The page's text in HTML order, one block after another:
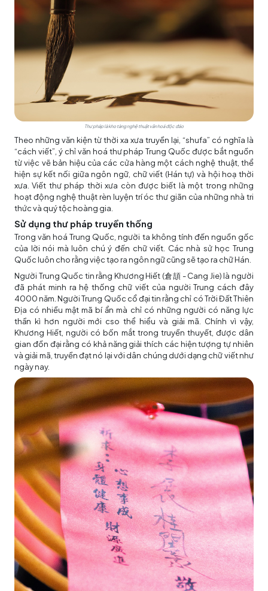
Thư pháp là kho tàng nghệ thuật văn hoá độc đáo
Theo những văn kiện từ thời xa xưa truyền lại, “shufa” có nghĩa là
“cách viết”, ý chỉ văn hoá thư pháp Trung Quốc được bắt nguồn
từ việc vẽ bản hiệu của các cửa hàng một cách nghệ thuật, thể
hiện sự kết nối giữa ngôn ngữ, chữ viết (Hán tự) và hội hoạ thời
xưa. Viết thư pháp thời xưa còn được biết là một trong những
hoạt động nghệ thuật rèn luyện trí óc thư giãn của những nhà tri
thức và quý tộc hoàng gia.
Sử dụng thư pháp truyền thống
Trong văn hoá Trung Quốc, người ta không tính đến nguồn gốc
của lời nói mà luôn chú ý đến chữ viết. Các nhà sử học Trung
Quốc luôn cho rằng việc tạo ra ngôn ngữ cũng sẽ tạo ra chữ Hán.
Người Trung Quốc tin rằng Khương Hiết (倉頡 - Cang Jie) là người
đã phát minh ra hệ thống chữ viết của người Trung cách đây
4000 năm. Người Trung Quốc cổ đại tin rằng chỉ có Trời Đất Thiên
Địa có nhiều mật mã bí ẩn mà chỉ có những người có năng lực
thần kì hơn người mới cso thể hiểu và giải mã. Chính vì vậy,
Khương Hiết, người có bốn mắt trong truyền thuyết, được dân
gian đồn đại rằng có khả năng giải thích các hiện tượng tự nhiên
và giải mã, truyền đạt nó lại với dân chúng dưới dạng chữ viết như
ngày nay.